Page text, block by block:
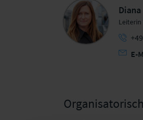
E-